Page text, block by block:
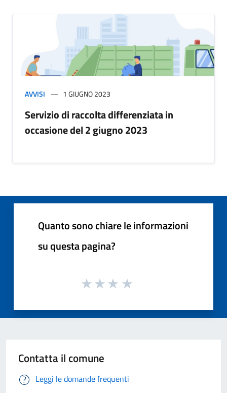
AVVISI 1 GIUGNO 2023
Servizio di raccolta differenziata in
occasione del 2 giugno 2023
Quanto sono chiare le informazioni
su questa pagina?
Contatta il comune
Leggi le domande frequenti